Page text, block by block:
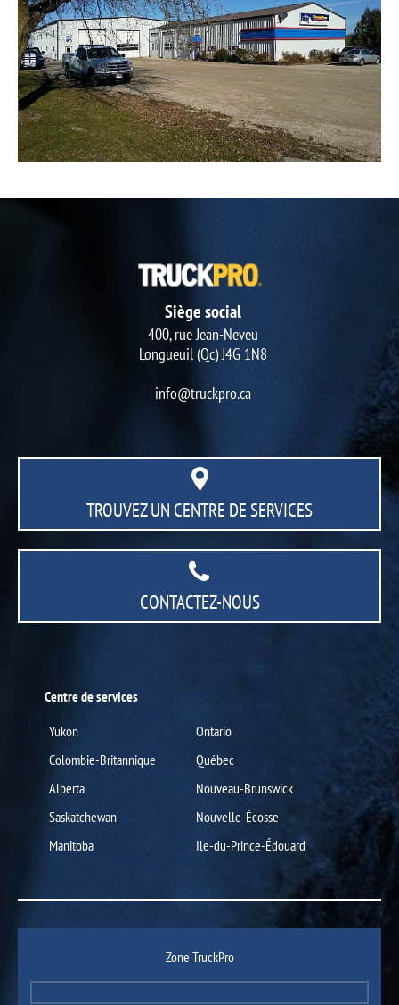
Siège social
400, rue Jean-Neveu
Longueuil (Qc) J4G 1N8
info@truckpro.ca
TROUVEZ UN CENTRE DE SERVICES
CONTACTEZ-NOUS
Centre de services
Yukon
Colombie-Britannique
Alberta
Saskatchewan
Manitoba
Ontario
Québec
Nouveau-Brunswick
Nouvelle-Écosse
Ile-du-Prince-Édouard
Zone TruckPro